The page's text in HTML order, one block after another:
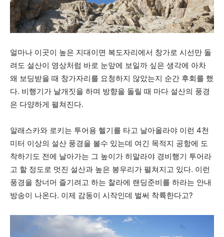
얼마나 이곳이 높은 지대이면 복도자리에서 창가로 시선만 돌
려도 설산이 영상처럼 바로 눈앞에 보일까 싶은 생각에 아차
왜 보딩받을 때 창가자리를 요청하지 않았는지 순간 후회를 했
다. 비행기가 날개짓을 하며 방향을 돌릴 때 마다 설산의 풍경
은 다양하게 펼쳐진다.
알래스카와 로키는 투어용 헬기를 타고 날아올라야 이런 4천
미터 이상의 설산 풍경을 볼수 있는데 여긴 목적지 공항에 도
착하기도 전에 날아가는 그 높이가 히말라야 경비행기 투어라
고 할 정도로 멋진 설산과 높은 봉우리가 펼쳐지고 있다. 이런
풍경을 창너머 즐기려고 하는 찰라에 랜딩준비를 하라는 안내
방송이 나온다. 이제 감동이 시작인데 벌써 착륙한다고?